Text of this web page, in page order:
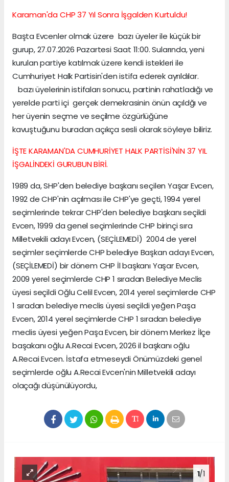
Karaman'da CHP 37 Yıl Sonra İşgalden Kurtuldu!
Başta Evcenler olmak üzere bazı üyeler ile küçük bir
gurup, 27.07.2026 Pazartesi Saat 11:00. Sularında, yeni
kurulan partiye katılmak üzere kendi istekleri ile
Cumhuriyet Halk Partisin'den istifa ederek ayrıldılar.
bazı üyelerinin istifaları sonucu, partinin rahatladığı ve
yerelde parti içi gerçek demekrasinin önün açıldğı ve
her üyenin seçme ve seçilme özgürlüğüne
kavuştuğunu buradan açıkça sesli olarak söyleye biliriz.
İŞTE KARAMAN'DA CUMHURİYET HALK PARTİSİ'NİN 37 YIL
İŞGALİNDEKİ GURUBUN BİRİ.
1989 da, SHP'den belediye başkanı seçilen Yaşar Evcen,
1992 de CHP'nin açılması ile CHP'ye geçti, 1994 yerel
seçimlerinde tekrar CHP'den belediye başkanı seçildi
Evcen, 1999 da genel seçimlerinde CHP birinçi sıra
Milletvekili adayı Evcen, (SEÇİLEMEDİ) 2004 de yerel
seçimler seçimlerde CHP belediye Başkan adayı Evcen,
(SEÇİLEMEDİ) bir dönem CHP İl başkanı Yaşar Evcen,
2009 yerel seçimlerde CHP 1 sıradan Belediye Meclis
üyesi seçildi Oğlu Celil Evcen, 2014 yerel seçimlerde CHP
1 sıradan belediye meclis üyesi seçildi yeğen Paşa
Evcen, 2014 yerel seçimlerde CHP 1 sıradan belediye
meclis üyesi yeğen Paşa Evcen, bir dönem Merkez İlçe
başakanı oğlu A.Recai Evcen, 2026 il başkanı oğlu
A.Recai Evcen. İstafa etmeseydi Önümüzdeki genel
seçimlerde oğlu A.Recai Evcen'nin Milletvekili adayı
olaçağı düşünülüyordu,
1/1